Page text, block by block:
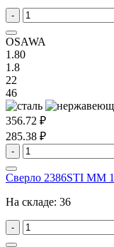
-
OSAWA
1.80
1.8
22
46
356.72 ₽
285.38 ₽
-
Сверло 2386STI MM
На складе: 36
-